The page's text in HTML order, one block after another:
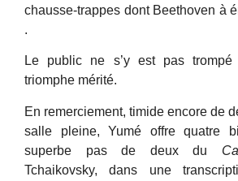
chausse-trappes dont Beethoven à
.
Le public ne s’y est pas
triomphe mérité.
En remerciement, timide encore de
salle pleine, Yumé offre quatre
superbe pas de deux du
Tchaikovsky, dans une